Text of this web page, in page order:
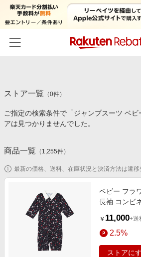
カテゴリー一覧
百貨店・総合ECモール
食品・スイーツ・お酒
コスメ・健康・医薬品
キッズ・ベビー用品
家電・PC・スマホ・カメラ
スポーツ・アウトドア・ゴルフ
イベント一覧
初回購入者限定特典
対象ストア新規限定特典
電子書籍特集
楽天ペイ導入ストア
楽天サービス特集
ストア一覧 （0件）
ご指定の検索条件で「ジャンプスーツ ベ
アは見つかりませんでした。
商品一覧 （ 1,255件）
最新の価格、送料、在庫状況と決済方法は遷移
ベビー フラ
長袖 コンビ
￥ 11,000+送
2.5%
ストアに